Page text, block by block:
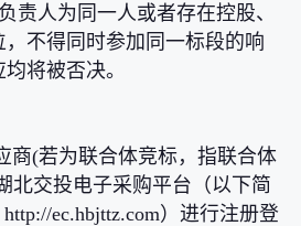
责人为同一人或者存在控股、
不得同时参加同一标段的响
将被否决。
商(若为联合体竞标，指联合体
北交投电子采购平台（以下简
ec.hbjttz.com）进行注册登